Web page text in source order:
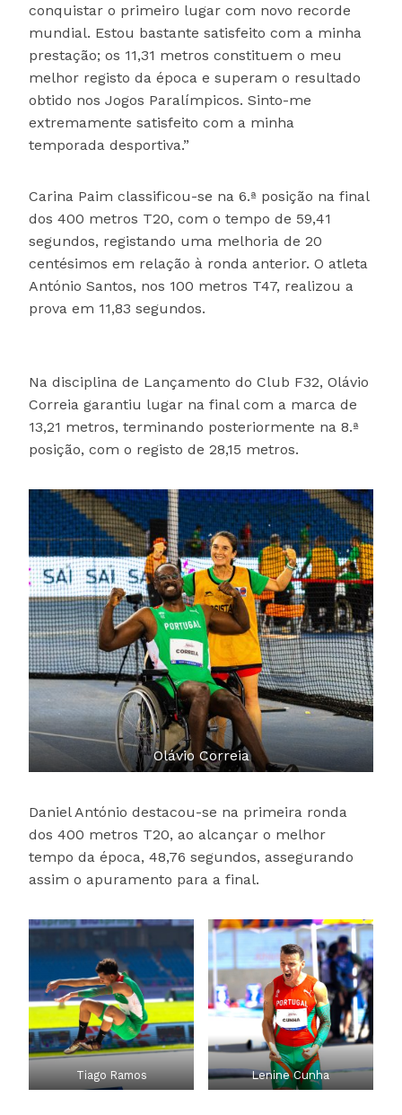
conquistar o primeiro lugar com novo recorde
mundial. Estou bastante satisfeito com a minha
prestação; os 11,31 metros constituem o meu
melhor registo da época e superam o resultado
obtido nos Jogos Paralímpicos. Sinto-me
extremamente satisfeito com a minha
temporada desportiva.”
Carina Paim classificou-se na 6.ª posição na final
dos 400 metros T20, com o tempo de 59,41
segundos, registando uma melhoria de 20
centésimos em relação à ronda anterior. O atleta
António Santos, nos 100 metros T47, realizou a
prova em 11,83 segundos.
Na disciplina de Lançamento do Club F32, Olávio
Correia garantiu lugar na final com a marca de
13,21 metros, terminando posteriormente na 8.ª
posição, com o registo de 28,15 metros.
Olávio Correia
Daniel António destacou-se na primeira ronda
dos 400 metros T20, ao alcançar o melhor
tempo da época, 48,76 segundos, assegurando
assim o apuramento para a final.
Tiago Ramos Lenine Cunha